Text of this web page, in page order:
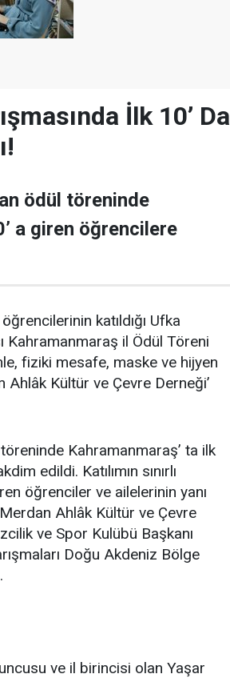
İlk 10’ Da
ödül töreninde
a giren öğrencilere
katıldığı Ufka
Kahramanmaraş il Ödül Töreni
fiziki mesafe, maske ve hijyen
Kültür ve Çevre Derneği’
Kahramanmaraş’ ta ilk
edildi. Katılımın sınırlı
öğrenciler ve ailelerinin yanı
Ahlâk Kültür ve Çevre
ve Spor Kulübü Başkanı
Doğu Akdeniz Bölge
ve il birincisi olan Yaşar